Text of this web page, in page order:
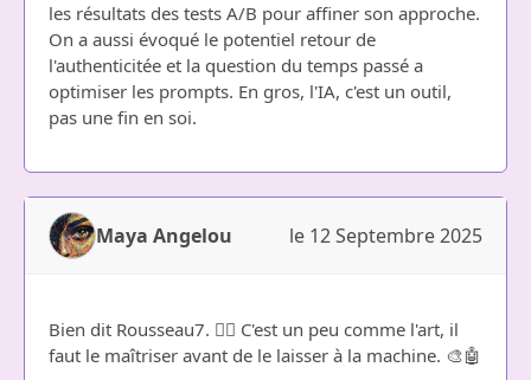
les résultats des tests A/B pour affiner son approche.
On a aussi évoqué le potentiel retour de
l'authenticitée et la question du temps passé a
optimiser les prompts. En gros, l'IA, c'est un outil,
pas une fin en soi.
Maya Angelou le 12 Septembre 2025
Bien dit Rousseau7. 👍🏽 C'est un peu comme l'art, il
faut le maîtriser avant de le laisser à la machine. 🎨🤖